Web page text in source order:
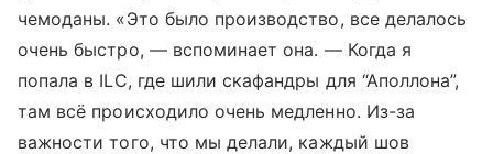
чемоданы. «Это было производство, все делалось
очень быстро, — вспоминает она. — Когда я
попала в ILC, где шили скафандры для “Аполлона”,
там всё происходило очень медленно. Из-за
важности того, что мы делали, каждый шов